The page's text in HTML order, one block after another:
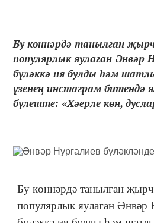
Бу көннәрдә танылган
популярлык яулаган Әнвәр
бүләккә ия булды һәм
үзенең инстаграм битендә
бүлеште: «Хәерле көн,
Бу көннәрдә танылган
популярлык яулаган Әнвәр